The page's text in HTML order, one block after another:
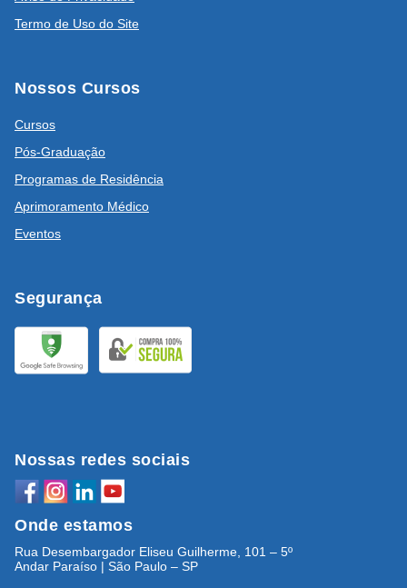
Termo de Uso do Site
Nossos Cursos
Cursos
Pós-Graduação
Programas de Residência
Aprimoramento Médico
Eventos
Segurança
Nossas redes sociais
Onde estamos
Rua Desembargador Eliseu Guilherme, 101 – 5º
Andar Paraíso | São Paulo – SP